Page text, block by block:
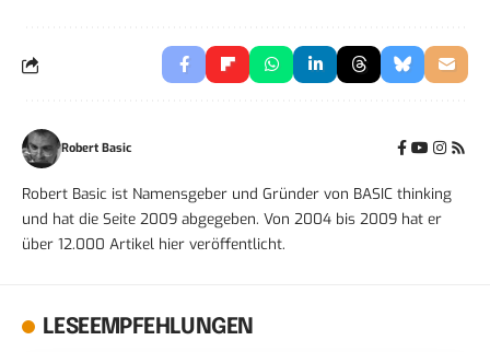
Robert Basic
Robert Basic ist Namensgeber und Gründer von BASIC thinking
und hat die Seite 2009 abgegeben. Von 2004 bis 2009 hat er
über 12.000 Artikel hier veröffentlicht.
LESEEMPFEHLUNGEN